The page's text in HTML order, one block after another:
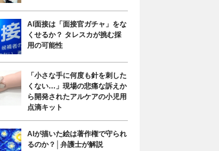
AI面接は「面接官ガチャ」をな
くせるか？ タレスカが挑む採
用の可能性
「小さな手に何度も針を刺した
くない…」現場の悲痛な訴えか
ら開発されたアルケアの小児用
点滴キット
AIが描いた絵は著作権で守られ
るのか？│弁護士が解説